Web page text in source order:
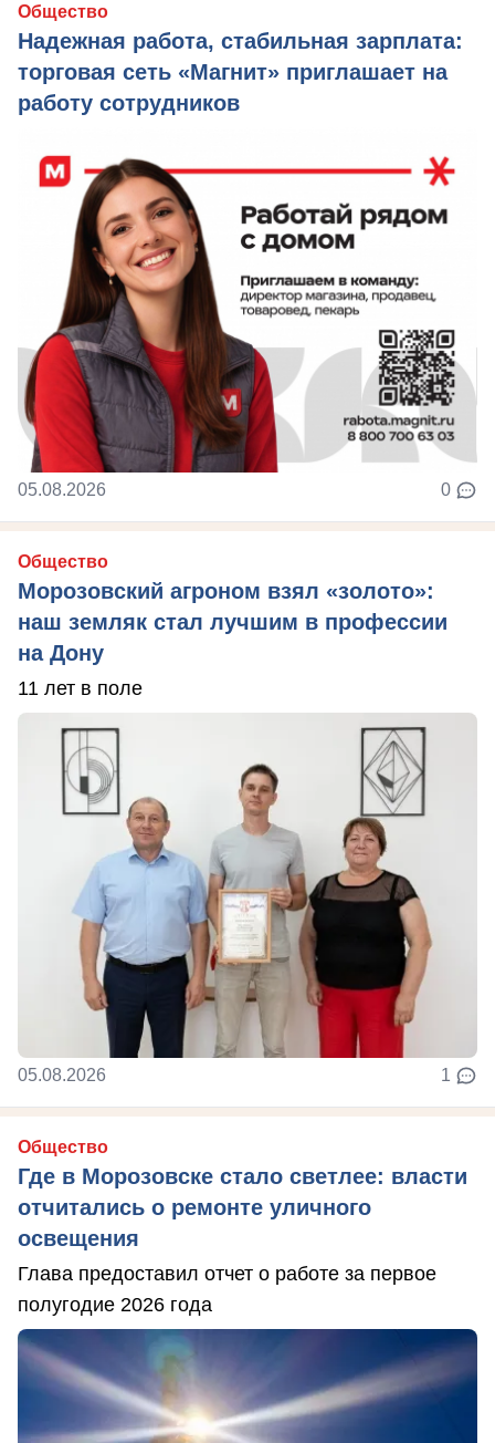
Общество
Надежная работа, стабильная зарплата:
торговая сеть «Магнит» приглашает на
работу сотрудников
05.08.2026 0
Общество
Морозовский агроном взял «золото»:
наш земляк стал лучшим в профессии
на Дону
11 лет в поле
05.08.2026 1
Общество
Где в Морозовске стало светлее: власти
отчитались о ремонте уличного
освещения
Глава предоставил отчет о работе за первое
полугодие 2026 года